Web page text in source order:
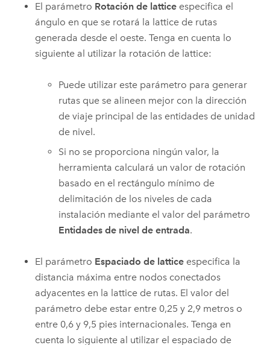
El parámetro Rotación de lattice especifica el
ángulo en que se rotará la lattice de rutas
generada desde el oeste. Tenga en cuenta lo
siguiente al utilizar la rotación de lattice:
Puede utilizar este parámetro para generar
rutas que se alineen mejor con la dirección
de viaje principal de las entidades de unidad
de nivel.
Si no se proporciona ningún valor, la
herramienta calculará un valor de rotación
basado en el rectángulo mínimo de
delimitación de los niveles de cada
instalación mediante el valor del parámetro
Entidades de nivel de entrada.
El parámetro Espaciado de lattice especifica la
distancia máxima entre nodos conectados
adyacentes en la lattice de rutas. El valor del
parámetro debe estar entre 0,25 y 2,9 metros o
entre 0,6 y 9,5 pies internacionales. Tenga en
cuenta lo siguiente al utilizar el espaciado de